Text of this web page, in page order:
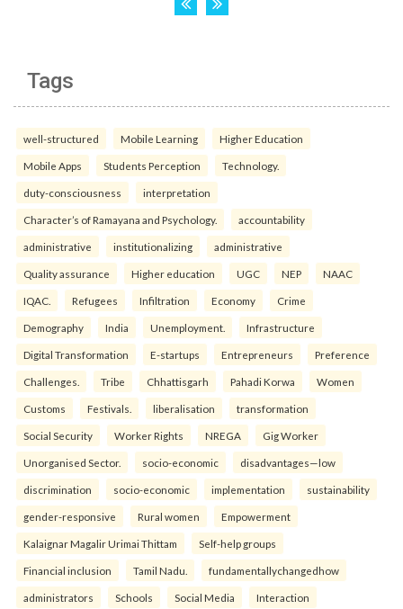
Tags
well-structured Mobile Learning Higher Education
Mobile Apps Students Perception Technology.
duty-consciousness interpretation
Character’s of Ramayana and Psychology. accountability
administrative institutionalizing administrative
Quality assurance Higher education UGC NEP NAAC
IQAC. Refugees Infiltration Economy Crime
Demography India Unemployment. Infrastructure
Digital Transformation E-startups Entrepreneurs Preference
Challenges. Tribe Chhattisgarh Pahadi Korwa Women
Customs Festivals. liberalisation transformation
Social Security Worker Rights NREGA Gig Worker
Unorganised Sector. socio-economic disadvantages—low
discrimination socio-economic implementation sustainability
gender-responsive Rural women Empowerment
Kalaignar Magalir Urimai Thittam Self-help groups
Financial inclusion Tamil Nadu. fundamentallychangedhow
administrators Schools Social Media Interaction